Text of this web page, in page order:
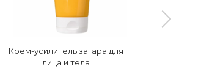
Крем-усилитель загара для
лица и тела